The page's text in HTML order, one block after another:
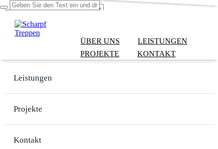
ÜBER UNS
LEISTUNGEN
PROJEKTE
KONTAKT
Leistungen
Projekte
Kontakt